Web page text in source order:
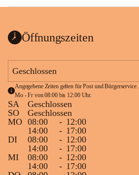
Öffnungszeiten
Geschlossen
Angegebene Zeiten gelten für Post und
Mo - Fr von 08:00 bis 12:00 Uhr.
SA
Geschlossen
SO
Geschlossen
MO 08:00 - 12:00
14:00
- 17:00
DI
08:00 - 12:00
14:00
- 17:00
MI
08:00 - 12:00
14:00
- 17:00